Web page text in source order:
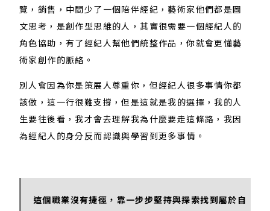
覽，銷售，中間少了一個陪伴經紀，藝術家他們都是圖
文思考，是創作型思維的人，其實很需要一個經紀人的
角色協助，有了經紀人幫他們統整作品，你就會更懂藝
術家創作的脈絡。
別人會因為你是策展人尊重你，但經紀人很多事情你都
該做，這一行很難支撐，但是這就是我的選擇，我的人
生要往後看，我才會去理解我為什麼要走這條路，我因
為經紀人的身分反而認識與學習到更多事情。
這個職業沒有捷徑，靠一步步堅持與探索找到屬於自